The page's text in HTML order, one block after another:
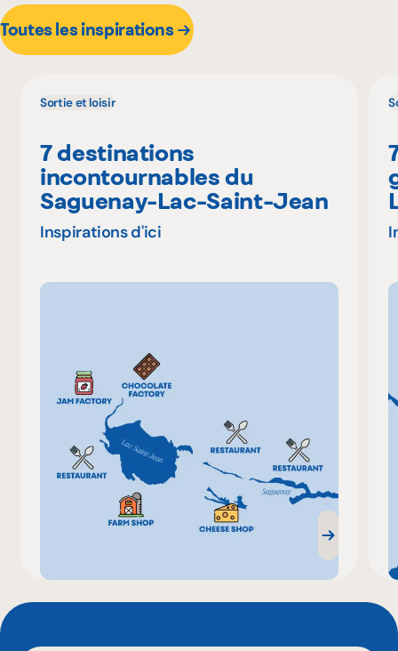
Toutes les inspirations
Sortie et loisir
7 destinations
incontournables du
Saguenay-Lac-Saint-Jean
Inspirations d'ici